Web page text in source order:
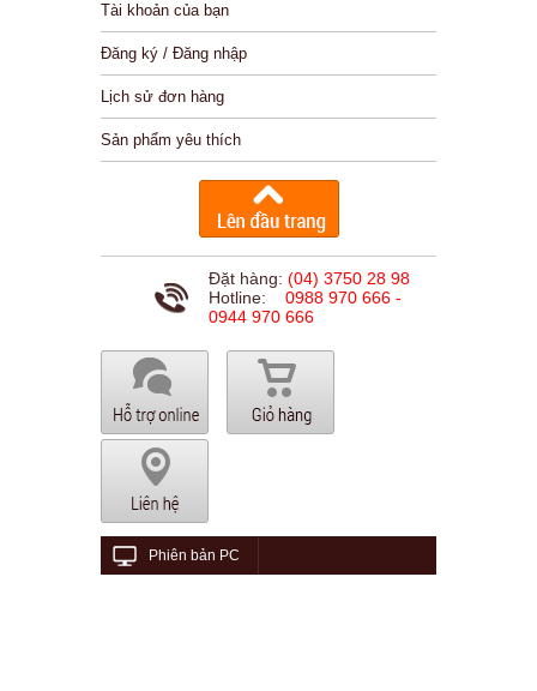
Tài khoản của bạn
Đăng ký / Đăng nhập
Lịch sử đơn hàng
Sản phẩm yêu thích
Đặt hàng: (04) 3750 28 98
Hotline: 0988 970 666 -
0944 970 666
Phiên bản PC